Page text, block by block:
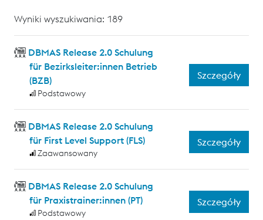
Wyniki wyszukiwania: 189
DBMAS Release 2.0 Schulung
für Bezirksleiter:innen Betrieb
(BZB)
Podstawowy
Szczegóły
DBMAS Release 2.0 Schulung
für First Level Support (FLS)
Zaawansowany
Szczegóły
DBMAS Release 2.0 Schulung
für Praxistrainer:innen (PT)
Podstawowy
Szczegóły